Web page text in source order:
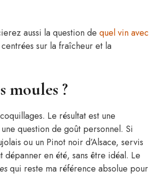
aussi la question de quel vin avec
sur la fraîcheur et la
moules ?
Le résultat est une
question de goût personnel. Si
ou un Pinot noir d’Alsace, servis
en été, sans être idéal. Le
qui reste ma référence absolue pour